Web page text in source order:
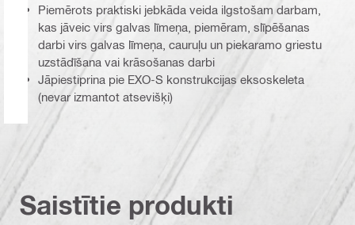
Piemērots praktiski jebkāda veida ilgstošam darbam,
kas jāveic virs galvas līmeņa, piemēram, slīpēšanas
darbi virs galvas līmeņa, cauruļu un piekaramo griestu
uzstādīšana vai krāsošanas darbi
Jāpiestiprina pie EXO-S konstrukcijas eksoskeleta
(nevar izmantot atsevišķi)
Saistītie produkti